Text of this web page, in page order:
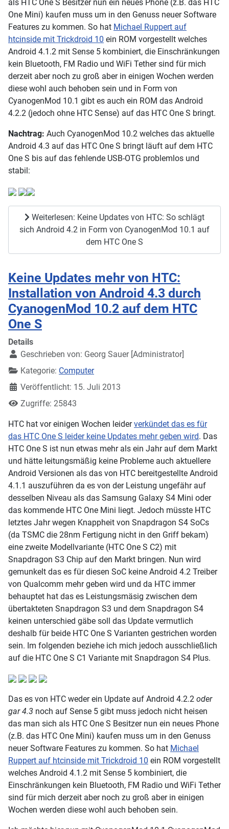
als HTC One S Besitzer nun ein neues Phone (z.B. das HTC
One Mini) kaufen muss um in den Genuss neuer Software
Features zu kommen. So hat Michael Ruppert auf
htcinside mit Trickdroid 10 ein ROM vorgestellt welches
Android 4.1.2 mit Sense 5 kombiniert, die Einschränkungen
kein Bluetooth, FM Radio und WiFi Tether sind für mich
derzeit aber noch zu groß aber in einigen Wochen werden
diese wohl auch behoben sein und in Form von
CyanogenMod 10.1 gibt es auch ein ROM das Android
4.2.2 (jedoch ohne HTC Sense) auf das HTC One S bringt.
Nachtrag: Auch CyanogenMod 10.2 welches das aktuelle
Android 4.3 auf das HTC One S bringt läuft auf dem HTC
One S bis auf das fehlende USB-OTG problemlos und
stabil:
Weiterlesen: Keine Updates von HTC: So schlägt
sich Android 4.2 in Form von CyanogenMod 10.1 auf
dem HTC One S
Keine Updates mehr von HTC:
Installation von Android 4.3 durch
CyanogenMod 10.2 auf dem HTC
One S
Details
Geschrieben von: Georg Sauer [Administrator]
Kategorie: Computer
Veröffentlicht: 15. Juli 2013
Zugriffe: 25843
HTC hat vor einigen Wochen leiderverkündet das es für
das HTC One S leider keine Updates mehr geben wird. Das
HTC One S ist nun etwas mehr als ein Jahr auf dem Markt
und hätte leitungsmäßig keine Probleme auch aktuellere
Android Versionen als das von HTC bereitgestellte Android
4.1.1 auszuführen da es von der Leistung ungefähr auf
desselben Niveau als das Samsung Galaxy S4 Mini oder
das kommende HTC One Mini liegt. Jedoch müsste HTC
letztes Jahr wegen Knappheit von Snapdragon S4 SoCs
(da TSMC die 28nm Fertigung nicht in den Griff bekam)
eine zweite Modellvariante (HTC One S C2) mit
Snapdragon S3 Chip auf den Markt bringen. Nun wird
gemunkelt das es für diesen SoC keine Android 4.2 Treiber
von Qualcomm mehr geben wird und da HTC immer
behauptet hat das es Leistungsmäsig zwischen dem
übertakteten Snapdragon S3 und dem Snapdragon S4
keinen unterschied gäbe soll das Update vermutlich
deshalb für beide HTC One S Varianten gestrichen worden
sein. Im folgenden beziehe ich mich jedoch ausschließlich
auf die HTC One S C1 Variante mit Snapdragon S4 Plus.
Das es von HTC weder ein Update auf Android 4.2.2 oder
gar 4.3 noch auf Sense 5 gibt muss jedoch nicht heisen
das man sich als HTC One S Besitzer nun ein neues Phone
(z.B. das HTC One Mini) kaufen muss um in den Genuss
neuer Software Features zu kommen. So hat Michael
Ruppert auf htcinside mit Trickdroid 10 ein ROM vorgestellt
welches Android 4.1.2 mit Sense 5 kombiniert, die
Einschränkungen kein Bluetooth, FM Radio und WiFi Tether
sind für mich derzeit aber noch zu groß aber in einigen
Wochen werden diese wohl auch behoben sein.